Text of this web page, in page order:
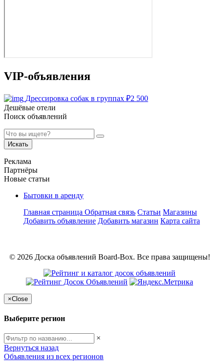
VIP-объявления
Дрессировка собак в группах ₽2 500
Дешёвые отели
Поиск объявлений
Искать
Реклама
Партнёры
Новые статьи
Бытовки в аренду
Главная страница Обратная связь Статьи Магазины
Добавить объявление Добавить магазин Карта сайта
© 2026 Доска объявлений Board-Box. Все права защищены!
×Close
Выберите регион
×
Вернуться назад
Объявления из всех регионов